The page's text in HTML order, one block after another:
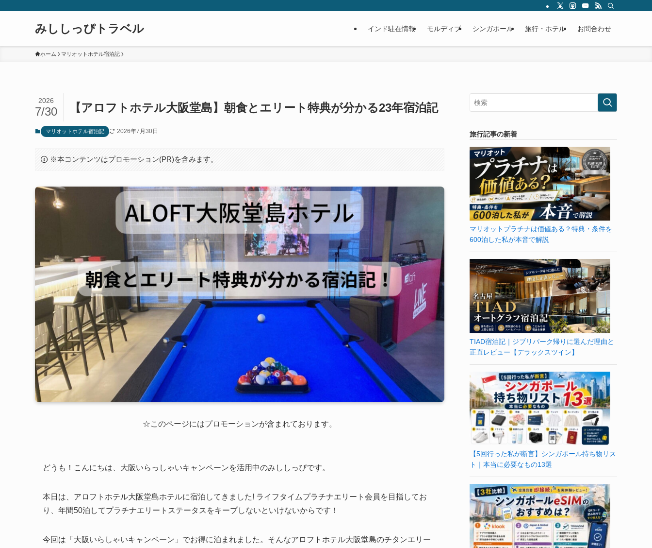
みししっぴトラベル インド駐在情報 モルディブ シンガポール 旅行・ホテル お問合わせ
ホーム マリオットホテル宿泊記
【アロフトホテル大阪堂島】朝食とエリート特典が分かる23年宿泊記
2026
7/30
マリオットホテル宿泊記 2026年7月30日
※本コンテンツはプロモーション(PR)を含みます。
☆このページにはプロモーションが含まれております。
どうも！こんにちは、大阪いらっしゃいキャンペーンを活用中のみししっぴです。
本日は、アロフトホテル大阪堂島ホテルに宿泊してきました! ライフタイムプラチナエリート会員を目指してお
り、年間50泊してプラチナエリートステータスをキープしないといけないからです！
今回は「大阪いらしゃいキャンペーン」でお得に泊まれました。そんなアロフトホテル大阪堂島のチタンエリー
旅行記事の新着
マリオットプラチナは価値ある？特典・条件を
600泊した私が本音で解説
TIAD宿泊記｜ジブリパーク帰りに選んだ理由と
正直レビュー【デラックスツイン】
【5回行った私が断言】シンガポール持ち物リス
ト｜本当に必要なもの13選